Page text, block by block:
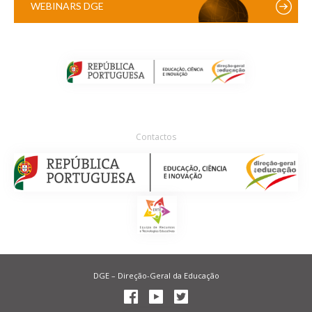
WEBINARS DGE
Contactos
DGE – Direção-Geral da Educação